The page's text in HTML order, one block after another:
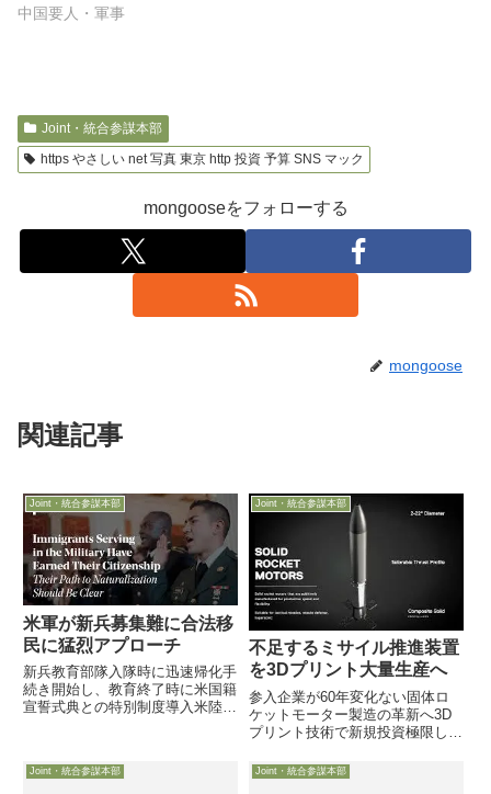
中国要人・軍事
Joint・統合参謀本部
https やさしい net 写真 東京 http 投資 予算 SNS マック
mongooseをフォローする
mongoose
関連記事
Joint・統合参謀本部
米軍が新兵募集難に合法移
民に猛烈アプローチ
新兵教育部隊入隊時に迅速帰化手
続き開始し、教育終了時に米国籍
宣誓式典との特別制度導入米陸軍
標達成が難しい状況にある陸空軍
Joint・統合参謀本部
不足するミサイル推進装置
を3Dプリント大量生産へ
参入企業が60年変化ない固体ロ
ケットモーター製造の革新へ3D
プリント技術で新規投資極限し大
産でSupplyチェーン問題も回避
へ11月1日付 DefenseOne 記事
Joint・統合参謀本部 Joint・統合参謀本部